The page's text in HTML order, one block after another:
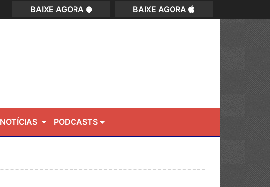
BAIXE AGORA BAIXE AGORA
NOTÍCIAS PODCASTS